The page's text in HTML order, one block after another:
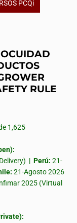
PCQi
RULE
1,625
| Perú: 21-
21-Agosto 2026
2025 (Virtual